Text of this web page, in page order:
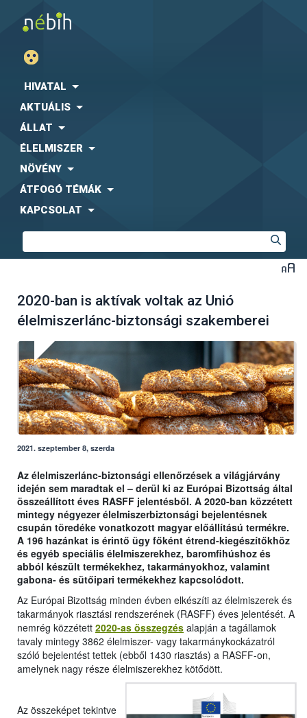
HIVATAL
AKTUÁLIS
ÁLLAT
ÉLELMISZER
NÖVÉNY
ÁTFOGÓ TÉMÁK
KAPCSOLAT
2020-ban is aktívak voltak az Unió
élelmiszerlánc-biztonsági szakemberei
2021. szeptember 8, szerda
Az élelmiszerlánc-biztonsági ellenőrzések a világjárvány
idején sem maradtak el – derül ki az Európai Bizottság által
összeállított éves RASFF jelentésből. A 2020-ban közzétett
mintegy négyezer élelmiszerbiztonsági bejelentésnek
csupán töredéke vonatkozott magyar előállítású termékre.
A 196 hazánkat is érintő ügy főként étrend-kiegészítőkhöz
és egyéb speciális élelmiszerekhez, baromfihúshoz és
abból készült termékekhez, takarmányokhoz, valamint
gabona- és sütőipari termékekhez kapcsolódott.
Az Európai Bizottság minden évben elkészíti az élelmiszerek és
takarmányok riasztási rendszerének (RASFF) éves jelentését. A
nemrég közzétett 2020-as összegzés alapján a tagállamok
tavaly mintegy 3862 élelmiszer- vagy takarmánykockázatról
szóló bejelentést tettek (ebből 1430 riasztás) a RASFF-on,
amelynek nagy része élelmiszerekhez kötődött.
Az összeképet tekintve